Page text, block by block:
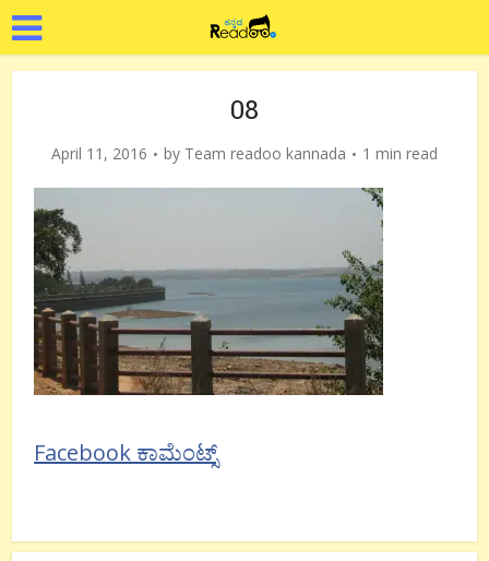
08
April 11, 2016 by Team readoo kannada 1 min read
Facebook ಕಾಮೆಂಟ್ಸ್